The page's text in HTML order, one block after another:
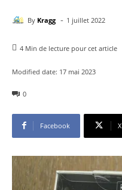
By Kragg - 1 juillet 2022
4 Min de lecture pour cet article
Modified date: 17 mai 2023
0
Facebook X